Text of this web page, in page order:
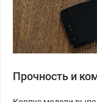
Прочность и